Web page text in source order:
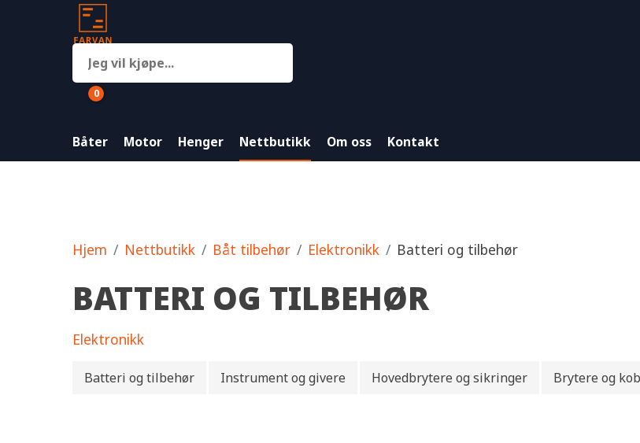
0
Båter Motor Henger Nettbutikk Om oss Kontakt
Hjem Nettbutikk Båt tilbehør Elektronikk Batteri og tilbehør
BATTERI OG TILBEHØR
Elektronikk
Batteri og tilbehør Instrument og givere Hovedbrytere og sikringer Brytere og